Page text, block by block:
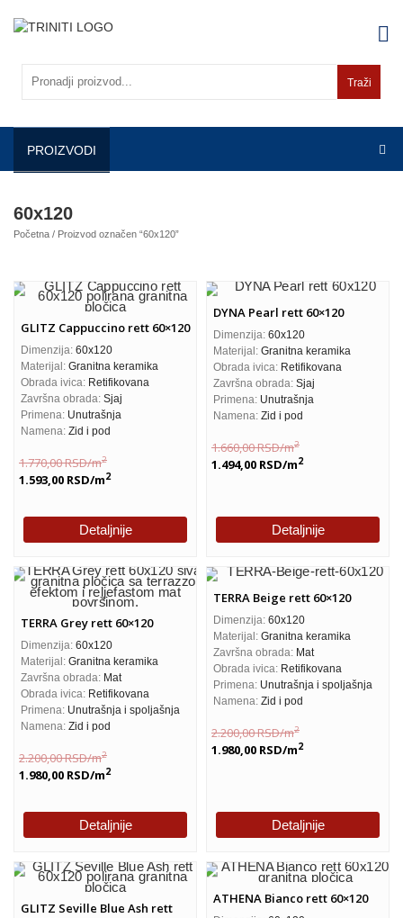
Traži
PROIZVODI
60x120
Početna / Proizvod označen “60x120”
GLITZ Cappuccino rett 60×120
Dimenzija: 60x120
Materijal: Granitna keramika
Obrada ivica: Retifikovana
Završna obrada: Sjaj
Primena: Unutrašnja
Namena: Zid i pod
1.770,00RSD/m2
1.593,00 RSD/m2
Detaljnije
DYNA Pearl rett 60×120
Dimenzija: 60x120
Materijal: Granitna keramika
Obrada ivica: Retifikovana
Završna obrada: Sjaj
Primena: Unutrašnja
Namena: Zid i pod
1.660,00RSD/m2
1.494,00 RSD/m2
Detaljnije
TERRA Grey rett 60×120
Dimenzija: 60x120
Materijal: Granitna keramika
Završna obrada: Mat
Obrada ivica: Retifikovana
Primena: Unutrašnja i spoljašnja
Namena: Zid i pod
2.200,00RSD/m2
1.980,00 RSD/m2
Detaljnije
TERRA Beige rett 60×120
Dimenzija: 60x120
Materijal: Granitna keramika
Završna obrada: Mat
Obrada ivica: Retifikovana
Primena: Unutrašnja i spoljašnja
Namena: Zid i pod
2.200,00RSD/m2
1.980,00 RSD/m2
Detaljnije
GLITZ Seville Blue Ash rett
ATHENA Bianco rett 60×120